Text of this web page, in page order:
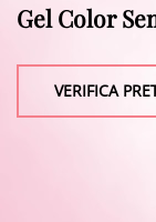
Gel Color
VERIFICA